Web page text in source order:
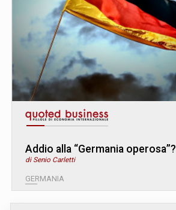
Addio alla “Germania operosa”?
di Senio Carletti
GERMANIA